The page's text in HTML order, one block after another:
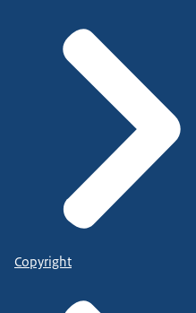
Copyright